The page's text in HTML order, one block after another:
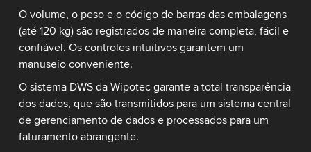
O volume, o peso e o código de barras das embalagens
(até 120 kg) são registrados de maneira completa, fácil e
confiável. Os controles intuitivos garantem um
manuseio conveniente.
O sistema DWS da Wipotec garante a total transparência
dos dados, que são transmitidos para um sistema central
de gerenciamento de dados e processados para um
faturamento abrangente.